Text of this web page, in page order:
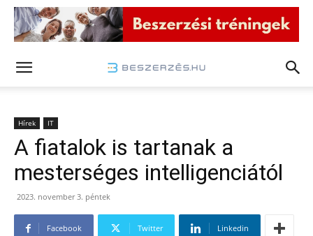
Hírek IT
A fiatalok is tartanak a
mesterséges intelligenciától
2023. november 3. péntek
Facebook Twitter Linkedin